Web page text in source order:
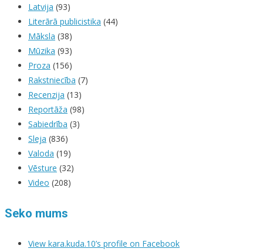
Latvija (93)
Literārā publicistika (44)
Māksla (38)
Mūzika (93)
Proza (156)
Rakstniecība (7)
Recenzija (13)
Reportāža (98)
Sabiedrība (3)
Sleja (836)
Valoda (19)
Vēsture (32)
Video (208)
Seko mums
View kara.kuda.10’s profile on Facebook